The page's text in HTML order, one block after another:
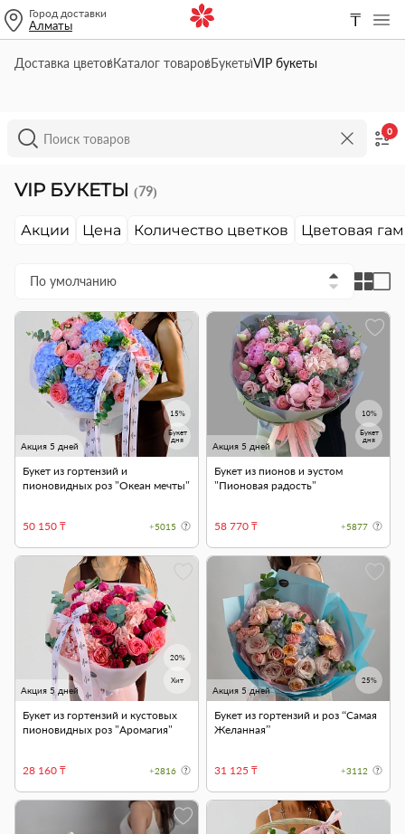
Город доставки
Алматы ₸
Доставка цветовКаталог товаровБукетыVIP букеты
0
VIP БУКЕТЫ (79)
Акции Цена Количество цветков Цветовая
По умолчанию
Акция 5 дней
15%
Букет
дня
Букет из гортензий и
пионовидных роз "Океан мечты"
50 150 ₸ +5015
Акция 5 дней
10%
Букет
дня
Букет из пионов и эустом
"Пионовая радость"
58 770 ₸ +5877
Акция 5 дней
20%
Хит
Букет из гортензий и кустовых
пионовидных роз "Аромагия"
28 160 ₸ +2816
Акция 5 дней
25%
Букет из гортензий и роз “Самая
Желанная”
31 125 ₸ +3112